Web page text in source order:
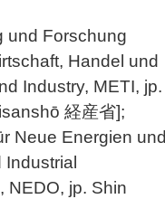
und Forschung
Handel und
Industry, METI, jp.
経産省];
Neue Energien und
NEDO, jp. Shin